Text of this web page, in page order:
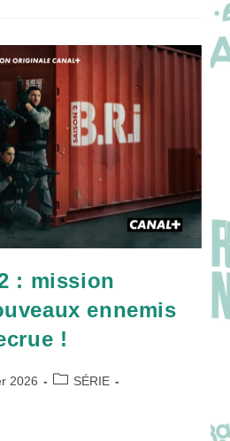
: mission
ennemis
!
2026
PostSÉRIE